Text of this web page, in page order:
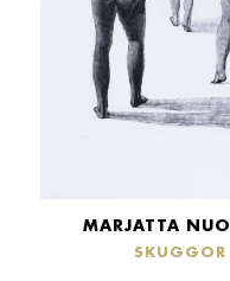
MARJATTA
SKUGGOR